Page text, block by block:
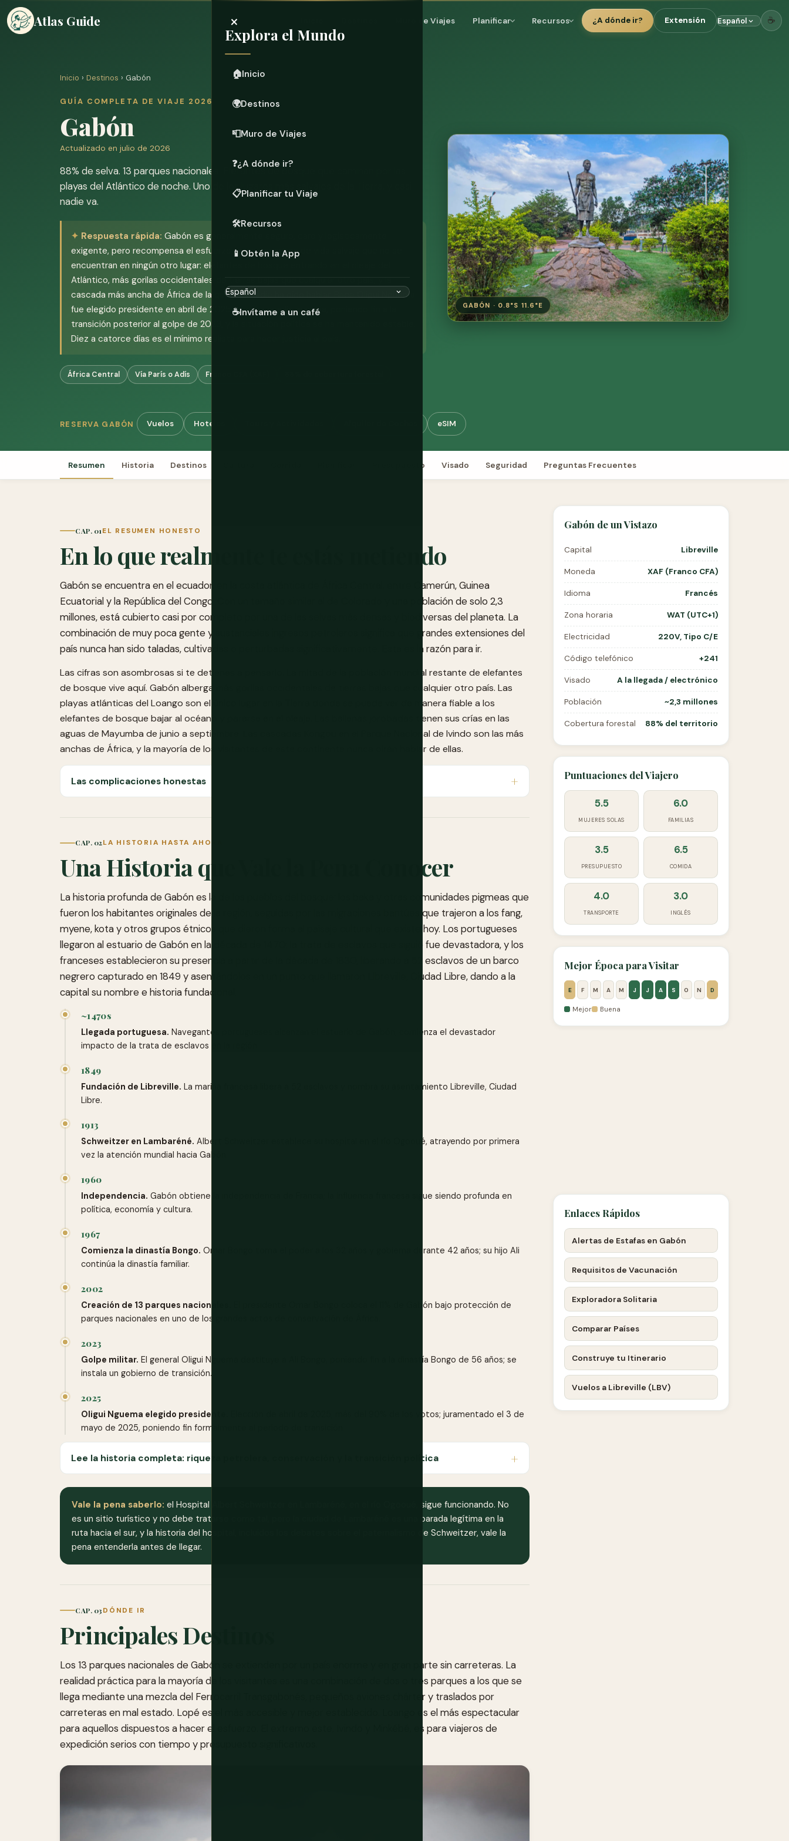
Atlas Guide Muro de Viajes Planificar Recursos ¿A dónde ir? Extensión ☕
×
Explora el Mundo
🏠Inicio
🌍Destinos
📮Muro de Viajes
❓¿A dónde ir?
📋Planificar tu Viaje
🛠️Recursos
📱 Obtén la App
☕Invítame a un café
Inicio › Destinos › Gabón
GUÍA COMPLETA DE VIAJE 2026
Gabón
Actualizado en julio de 2026
88% de selva. 13 parques nacionales. Elefantes de bosque que caminan por las
playas del Atlántico de noche. Uno de los lugares más salvajes de la Tierra, y casi
nadie va.
Respuesta rápida: Gabón es generalmente seguro, caro y logísticamente
exigente, pero recompensa el esfuerzo con encuentros de vida salvaje que no se
encuentran en ningún otro lugar: elefantes de bosque entrando en el oleaje del
Atlántico, más gorilas occidentales de tierras bajas que cualquier otro país, y la
cascada más ancha de África de la que casi nadie ha oído hablar. Brice Oligui Nguema
fue elegido presidente en abril de 2025 con una amplia mayoría, poniendo fin a la
transición posterior al golpe de 2023, y la situación política se ha mantenido estable.
Diez a catorce días es el mínimo realista para hacer justicia al país.
África Central Vía París o Adís Franco CFA (XAF)
GABÓN · 0.8°S 11.6°E
RESERVA GABÓN Vuelos Hoteles eSIM
Resumen Historia Destinos Presupuesto Visado Seguridad Preguntas Frecuentes
CAP. 01EL RESUMEN HONESTO
En lo que realmente te estás metiendo
Gabón se encuentra en el ecuador, en la costa atlántica de África Central, entre Camerún, Guinea
Ecuatorial y la República del Congo. Con un tamaño similar al de Colorado y una población de solo 2,3
millones, está cubierto casi por completo por una de las selvas más densas y biodiversas del planeta. La
combinación de muy poca gente y sustanciales ingresos petroleros significa que grandes extensiones del
país nunca han sido taladas, cultivadas o perturbadas significativamente. Esta es la razón para ir.
Las cifras son asombrosas si te detienes a pensarlo. La mitad de la población mundial restante de elefantes
de bosque vive aquí. Gabón alberga más gorilas occidentales de tierras bajas que cualquier otro país. Las
playas atlánticas del Loango son el único lugar en la Tierra donde se puede ver de manera fiable a los
elefantes de bosque bajar al océano y pararse en el oleaje. Las ballenas jorobadas tienen sus crías en las
aguas de Mayumba de junio a septiembre. Las cascadas Kongou en el Parque Nacional de Ivindo son las más
anchas de África, y la mayoría de los visitantes de este continente nunca oirán hablar de ellas.
Las complicaciones honestas
CAP. 02LA HISTORIA HASTA AHORA
Una Historia que Vale la Pena Conocer
La historia profunda de Gabón es la de los pueblos del bosque: los baka y otras comunidades pigmeas que
fueron los habitantes originales de la región, seguidas por las migraciones bantúes que trajeron a los fang,
myene, kota y otros grupos étnicos que dieron forma al paisaje cultural que existe hoy. Los portugueses
llegaron al estuario de Gabón en la década de 1470; la trata de esclavos que siguió fue devastadora, y los
franceses establecieron su presencia a partir de la década de 1830, liberando a 52 esclavos de un barco
negrero capturado en 1849 y asentándolos en un punto que llamaron Libreville, Ciudad Libre, dando a la
capital su nombre e historia fundacional.
~1470s
Llegada portuguesa. Navegantes portugueses alcanzan el estuario de Gabón; comienza el devastador
impacto de la trata de esclavos en la región.
1849
Fundación de Libreville. La marina francesa libera a 52 esclavos y nombra su asentamiento Libreville, Ciudad
Libre.
1913
Schweitzer en Lambaréné. Albert Schweitzer establece su hospital en el río Ogooué, atrayendo por primera
vez la atención mundial hacia Gabón.
1960
Independencia. Gabón obtiene la independencia de Francia; la influencia francesa sigue siendo profunda en
política, economía y cultura.
1967
Comienza la dinastía Bongo. Omar Bongo toma el poder a los 32 años y gobierna durante 42 años; su hijo Ali
continúa la dinastía familiar.
2002
Creación de 13 parques nacionales.
El presidente Omar Bongo coloca el 11% de Gabón bajo protección de
parques nacionales en uno de los grandes actos de conservación de África.
2023
Golpe militar. El general Oligui Nguema destituye a Ali Bongo, poniendo fin a la dinastía Bongo de 56 años; se
instala un gobierno de transición.
2025
Oligui Nguema elegido presidente.
Elección de abril de 2025, más del 90% de los votos; juramentado el 3 de
mayo de 2025, poniendo fin formalmente al período de transición.
Lee la historia completa: riqueza petrolera, conservación y la transición política
Vale la pena saberlo: el Hospital Albert Schweitzer en Lambaréné, en el río Ogooué, sigue funcionando. No
es un sitio turístico y no debe tratarse como tal, pero la ciudad de Lambaréné es una parada legítima en la
ruta hacia el sur, y la historia del hospital, incluidos los debates sobre el paternalismo de Schweitzer, vale la
pena entenderla antes de llegar.
CAP. 03DÓNDE IR
Principales Destinos
Los 13 parques nacionales de Gabón se extienden por un país enorme y en gran parte sin carreteras. La
realidad práctica para la mayoría de los visitantes es una combinación de dos o tres parques a los que se
llega mediante una mezcla del Ferrocarril Transgabonés, pequeños aviones chárter y traslados por
carreteras en mal estado. Lopé es el más accesible y mejor establecido. Loango es el más espectacular
para aquellos dispuestos a hacer el esfuerzo. El extremo este, Ivindo y Minkébé, es para viajeros de
expedición serios con tiempo y presupuesto significativos.
Gabón de un Vistazo
Capital Libreville
Moneda XAF (Franco CFA)
Idioma Francés
Zona horaria WAT (UTC+1)
Electricidad 220V, Tipo C/E
Código telefónico +241
Visado A la llegada / electrónico
Población ~2,3 millones
Cobertura forestal 88% del territorio
Puntuaciones del Viajero
5.5
MUJERES SOLAS
6.0
FAMILIAS
3.5
PRESUPUESTO
6.5
COMIDA
4.0
TRANSPORTE
3.0
INGLÉS
Mejor Época para Visitar
E F M A M J J A S O N D
Mejor Buena
Enlaces Rápidos
Alertas de Estafas en Gabón
Requisitos de Vacunación
Exploradora Solitaria
Comparar Países
Construye tu Itinerario
Vuelos a Libreville (LBV)